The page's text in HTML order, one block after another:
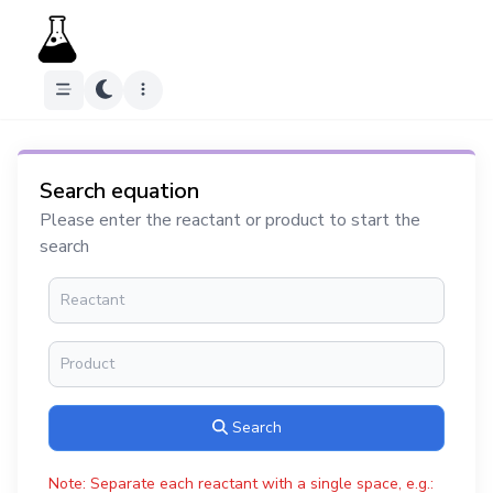
Search equation
Please enter the reactant or product to start the
search
Search
Note: Separate each reactant with a single space, e.g.: